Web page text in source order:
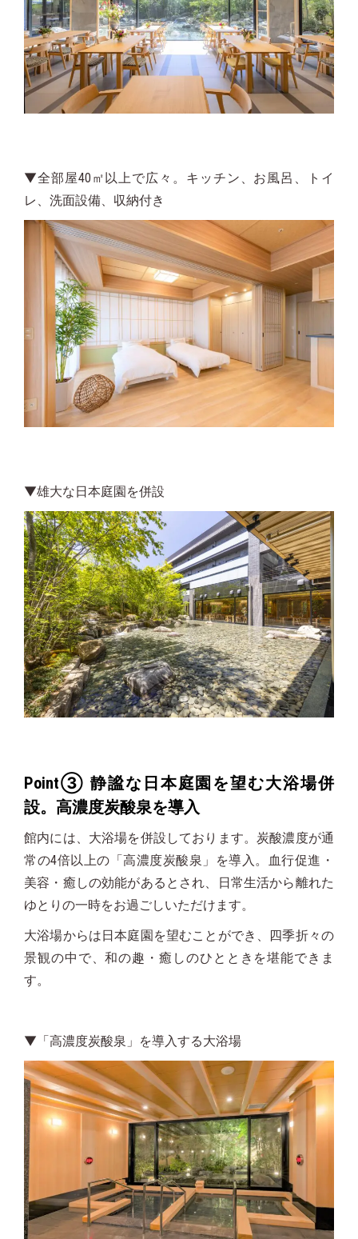
▼全部屋40㎡以上で広々。キッチン、お風呂、トイ
レ、洗面設備、収納付き
▼雄大な日本庭園を併設
Point③ 静謐な日本庭園を望む大浴場併
設。高濃度炭酸泉を導入
館内には、大浴場を併設しております。炭酸濃度が通
常の4倍以上の「高濃度炭酸泉」を導入。血行促進・
美容・癒しの効能があるとされ、日常生活から離れた
ゆとりの一時をお過ごしいただけます。
大浴場からは日本庭園を望むことができ、四季折々の
景観の中で、和の趣・癒しのひとときを堪能できま
す。
▼「高濃度炭酸泉」を導入する大浴場